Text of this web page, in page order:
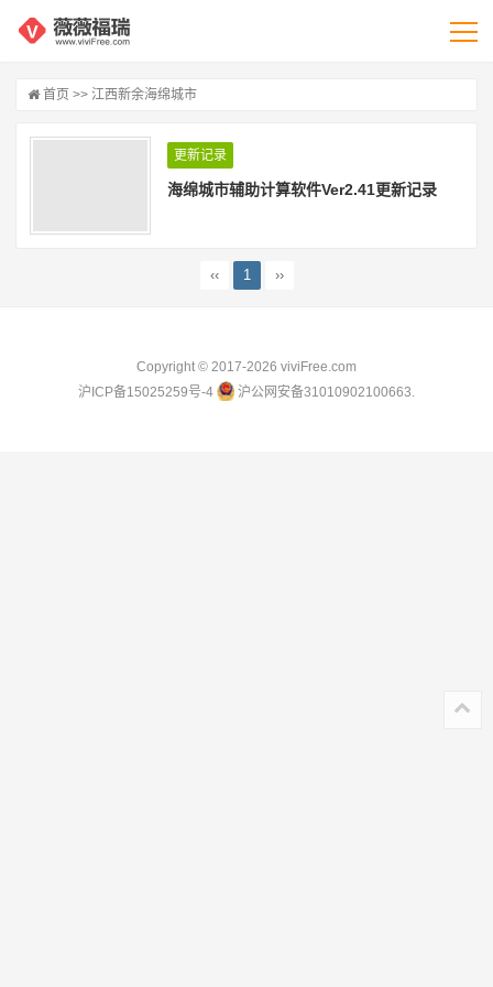
首页 >> 江西新余海绵城市
更新记录
海绵城市辅助计算软件Ver2.41更新记录
‹‹ 1 ››
Copyright © 2017-2026 viviFree.com
沪ICP备15025259号-4
沪公网安备31010902100663.